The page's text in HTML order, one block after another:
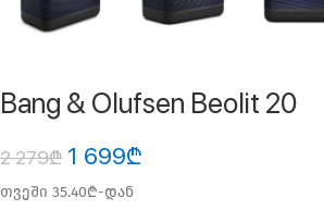
Bang & Olufsen Beolit 20
2 279₾ 1 699₾
თვეში 35.40₾-დან